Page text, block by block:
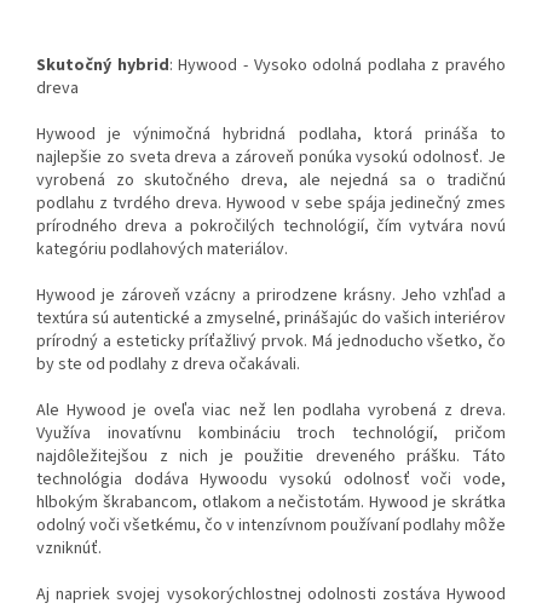
Skutočný hybrid: Hywood - Vysoko odolná podlaha z pravého
dreva
Hywood je výnimočná hybridná podlaha, ktorá prináša to
najlepšie zo sveta dreva a zároveň ponúka vysokú odolnosť. Je
vyrobená zo skutočného dreva, ale nejedná sa o tradičnú
podlahu z tvrdého dreva. Hywood v sebe spája jedinečný zmes
prírodného dreva a pokročilých technológií, čím vytvára novú
kategóriu podlahových materiálov.
Hywood je zároveň vzácny a prirodzene krásny. Jeho vzhľad a
textúra sú autentické a zmyselné, prinášajúc do vašich interiérov
prírodný a esteticky príťažlivý prvok. Má jednoducho všetko, čo
by ste od podlahy z dreva očakávali.
Ale Hywood je oveľa viac než len podlaha vyrobená z dreva.
Využíva inovatívnu kombináciu troch technológií, pričom
najdôležitejšou z nich je použitie dreveného prášku. Táto
technológia dodáva Hywoodu vysokú odolnosť voči vode,
hlbokým škrabancom, otlakom a nečistotám. Hywood je skrátka
odolný voči všetkému, čo v intenzívnom používaní podlahy môže
vzniknúť.
Aj napriek svojej vysokorýchlostnej odolnosti zostáva Hywood